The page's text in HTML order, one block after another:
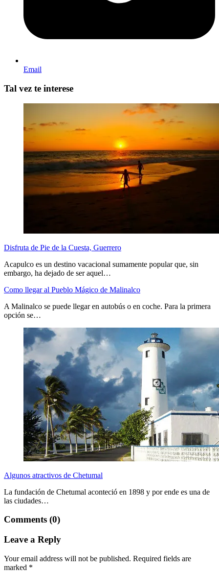
Email
Tal vez te interese
Disfruta de Pie de la Cuesta, Guerrero
Acapulco es un destino vacacional sumamente popular que, sin
embargo, ha dejado de ser aquel…
Como llegar al Pueblo Mágico de Malinalco
A Malinalco se puede llegar en autobús o en coche. Para la primera
opción se…
Algunos atractivos de Chetumal
La fundación de Chetumal aconteció en 1898 y por ende es una de
las ciudades…
Comments (0)
Leave a Reply
Your email address will not be published. Required fields are
marked *